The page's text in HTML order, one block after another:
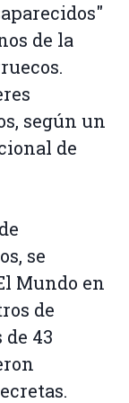
de la
según un
de
se
Mundo en
de
43